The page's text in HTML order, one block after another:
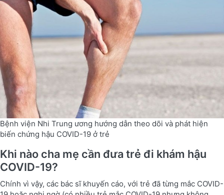
Bệnh viện Nhi Trung ương hướng dẫn theo dõi và phát hiện
biến chứng hậu COVID-19 ở trẻ
Khi nào cha mẹ cần đưa trẻ đi khám hậu
COVID-19?
Chính vì vậy, các bác sĩ khuyến cáo, với trẻ đã từng mắc COVID-